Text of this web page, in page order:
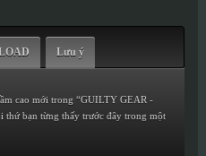
Lưu ý
cao mới trong “GUILTY GEAR -
thứ bạn từng thấy trước đây trong một